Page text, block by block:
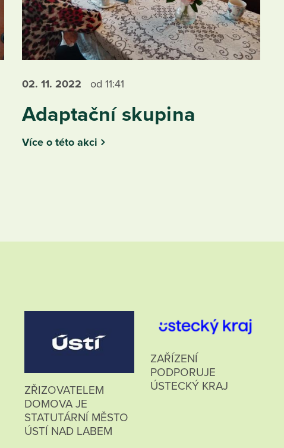
02. 11. 2022 od 11:41
Adaptační skupina
Více o této akci
ZŘIZOVATELEM
DOMOVA JE
STATUTÁRNÍ MĚSTO
ÚSTÍ NAD LABEM
ZAŘÍZENÍ
PODPORUJE
ÚSTECKÝ KRAJ